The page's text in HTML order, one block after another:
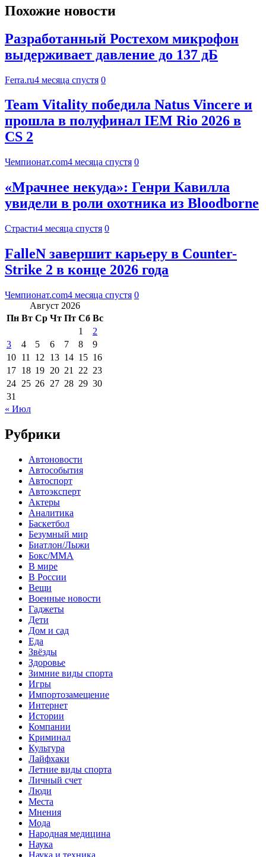
Похожие новости
Разработанный Ростехом микрофон
выдерживает давление до 137 дБ
Ferra.ru4 месяца спустя 0
Team Vitality победила Natus Vincere и
прошла в полуфинал IEM Rio 2026 в
CS 2
Чемпионат.com4 месяца спустя 0
«Мрачнее некуда»: Генри Кавилла
увидели в роли охотника из Bloodborne
Страсти4 месяца спустя 0
FalleN завершит карьеру в Counter-
Strike 2 в конце 2026 года
Чемпионат.com4 месяца спустя 0
Август 2026
Пн Вт Ср Чт Пт Сб Вс
1
2
3
4 5 6 7 8
9
10 11 12 13 14 15 16
17 18 19 20 21 22 23
24 25 26 27 28 29 30
31
« Июл
Рубрики
Автоновости
Автособытия
Автоспорт
Автоэксперт
Актеры
Аналитика
Баскетбол
Безумный мир
Биатлон/Лыжи
Бокс/MMA
В мире
В России
Вещи
Военные новости
Гаджеты
Дети
Дом и сад
Еда
Звёзды
Здоровье
Зимние виды спорта
Игры
Импортозамещение
Интернет
Истории
Компании
Криминал
Культура
Лайфхаки
Летние виды спорта
Личный счет
Люди
Места
Мнения
Мода
Народная медицина
Наука
Наука и техника